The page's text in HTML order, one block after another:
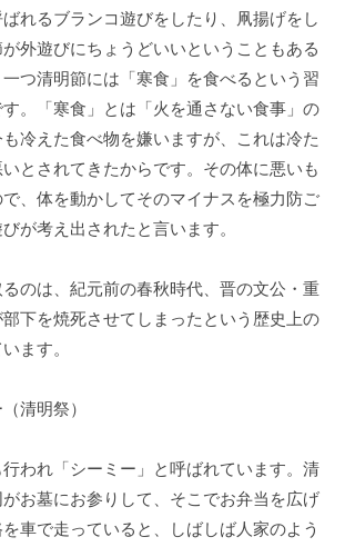
れるブランコ遊びをしたり、凧揚げをし
外遊びにちょうどいいということもある
つ清明節には「寒食」を食べるという習
。「寒食」とは「火を通さない食事」の
冷えた食べ物を嫌いますが、これは冷た
とされてきたからです。その体に悪いも
、体を動かしてそのマイナスを極力防ご
が考え出されたと言います。
のは、紀元前の春秋時代、晋の文公・重
下を焼死させてしまったという歴史上の
ます。
清明祭）
われ「シーミー」と呼ばれています。清
お墓にお参りして、そこでお弁当を広げ
車で走っていると、しばしば人家のよう